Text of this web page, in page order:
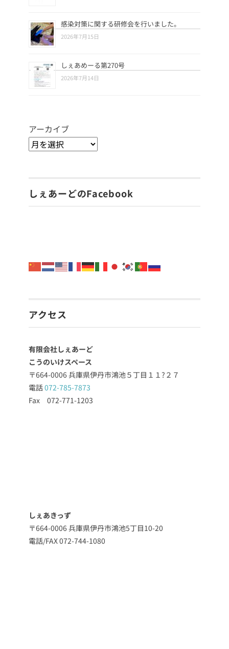
感染対策に関する研修会を行いました。
2026年7月15日
しぇあめーる第270号
2026年7月14日
アーカイブ
しぇあーどのFacebook
アクセス
有限会社しぇあーど
こうのいけスペース
〒664-0006 兵庫県伊丹市鴻池５丁目１１?２７
電話072-785-7873
Fax 072-771-1203
しぇあきっず
〒664-0006 兵庫県伊丹市鴻池5丁目10-20
電話/FAX 072-744-1080